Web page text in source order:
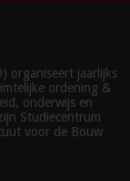
organiseert jaarlijks
ordening &
onderwijs en
Studiecentrum
voor de Bouw